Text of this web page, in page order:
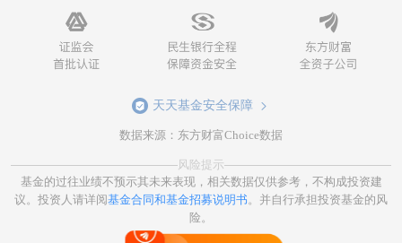
天天基金安全保障
数据来源：东方财富Choice数据
风险提示
基金的过往业绩不预示其未来表现，相关数据仅供参考，不构成投资建
议。投资人请详阅基金合同和基金招募说明书。并自行承担投资基金的风
险。